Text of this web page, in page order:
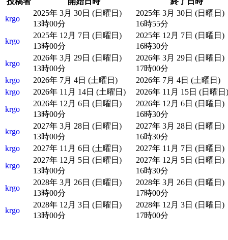
krgo
2025年 3月 30日 (日曜日)
13時00分
2025年 3月 30日 (日曜日)
16時55分
krgo
2025年 12月 7日 (日曜日)
13時00分
2025年 12月 7日 (日曜日)
16時30分
krgo
2026年 3月 29日 (日曜日)
13時00分
2026年 3月 29日 (日曜日)
17時00分
krgo
2026年 7月 4日 (土曜日)
2026年 7月 4日 (土曜日)
krgo
2026年 11月 14日 (土曜日)
2026年 11月 15日 (日曜日)
krgo
2026年 12月 6日 (日曜日)
13時00分
2026年 12月 6日 (日曜日)
16時30分
krgo
2027年 3月 28日 (日曜日)
13時00分
2027年 3月 28日 (日曜日)
16時30分
krgo
2027年 11月 6日 (土曜日)
2027年 11月 7日 (日曜日)
krgo
2027年 12月 5日 (日曜日)
13時00分
2027年 12月 5日 (日曜日)
16時30分
krgo
2028年 3月 26日 (日曜日)
13時00分
2028年 3月 26日 (日曜日)
17時00分
krgo
2028年 12月 3日 (日曜日)
13時00分
2028年 12月 3日 (日曜日)
17時00分